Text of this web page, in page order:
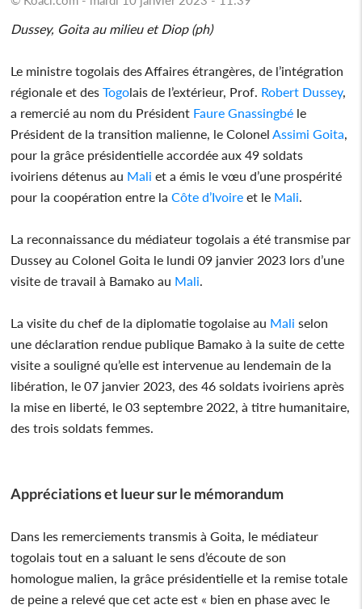
Dussey, Goita au milieu et Diop (ph)
Le ministre togolais des Affaires étrangères, de l’intégration
régionale et desTogolais de l’extérieur, Prof. Robert Dussey,
a remercié au nom du Président Faure Gnassingbé le
Président de la transition malienne, le Colonel Assimi Goita
pour la grâce présidentielle accordée aux 49 soldats
ivoiriens détenus au Mali et a émis le vœu d’une prospérité
pour la coopération entre la Côte d’Ivoire et le Mali
La reconnaissance du médiateur togolais a été transmise par
Dussey au Colonel Goita le lundi 09 janvier 2023 lors d’une
visite de travail à Bamako au Mali
La visite du chef de la diplomatie togolaise au Mali selon
une déclaration rendue publique Bamako à la suite de cette
visite a souligné qu’elle est intervenue au lendemain de la
libération, le 07 janvier 2023, des 46 soldats ivoiriens après
la mise en liberté, le 03 septembre 2022, à titre humanitaire,
des trois soldats femmes.
Appréciations et lueur sur le mémorandum
Dans les remerciements transmis à Goita, le médiateur
togolais tout en a saluant le sens d’écoute de son
homologue malien, la grâce présidentielle et la remise totale
de peine a relevé que cet acte est « bien en phase avec le